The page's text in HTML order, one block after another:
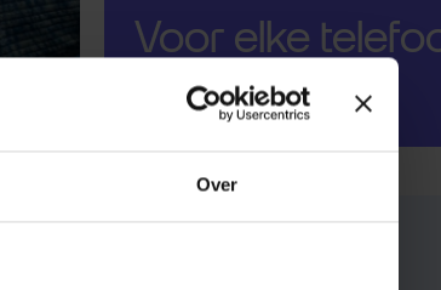
Over
Voor elke
een oortje